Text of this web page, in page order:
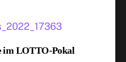
im LOTTO-Pokal